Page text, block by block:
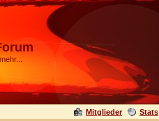
Mitglieder
Stats